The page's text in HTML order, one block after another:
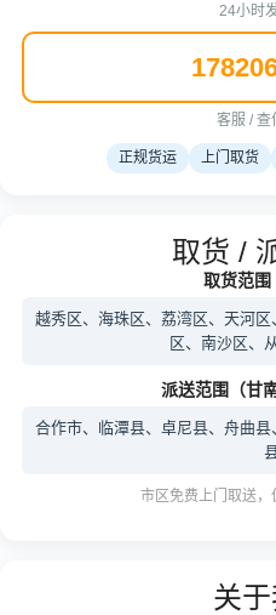
24小时
客服 / 查
正规货运 上门取货
取货 /
取货范围
越秀区、海珠区、荔湾区、天河
区、南沙区、
派送范围（甘
合作市、临潭县、卓尼县、舟曲
市区免费上门取送，
关于